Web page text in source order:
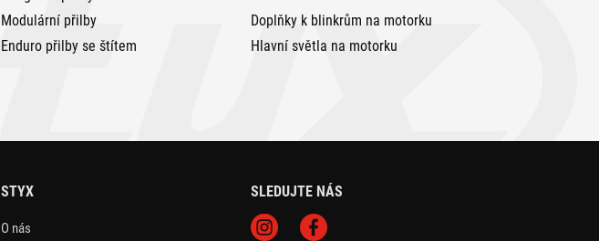
Modulární přilby
Enduro přilby se štítem
Doplňky k blinkrům na motorku
Hlavní světla na motorku
STYX
O nás
SLEDUJTE NÁS